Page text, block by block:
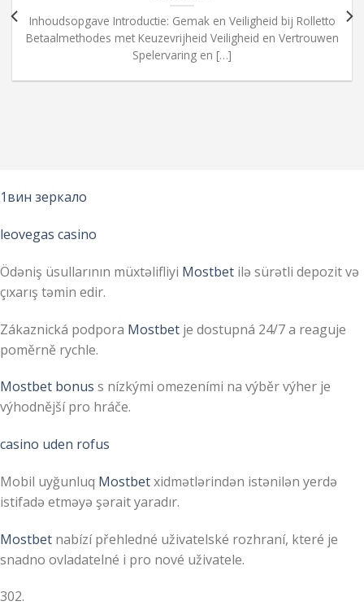
Inhoudsopgave Introductie: Gemak en Veiligheid bij Rolletto
Betaalmethodes met Keuzevrijheid Veiligheid en Vertrouwen
Spelervaring en […]
1вин зеркало
leovegas casino
Ödəniş üsullarının müxtəlifliyi Mostbet ilə sürətli depozit və
çıxarış təmin edir.
Zákaznická podpora Mostbet je dostupná 24/7 a reaguje
poměrně rychle.
Mostbet bonus s nízkými omezeními na výběr výher je
výhodnější pro hráče.
casino uden rofus
Mobil uyğunluq Mostbetxidmətlərindən istənilən yerdə
istifadə etməyə şərait yaradır.
Mostbet nabízí přehledné uživatelské rozhraní, které je
snadno ovladatelné i pro nové uživatele.
302.